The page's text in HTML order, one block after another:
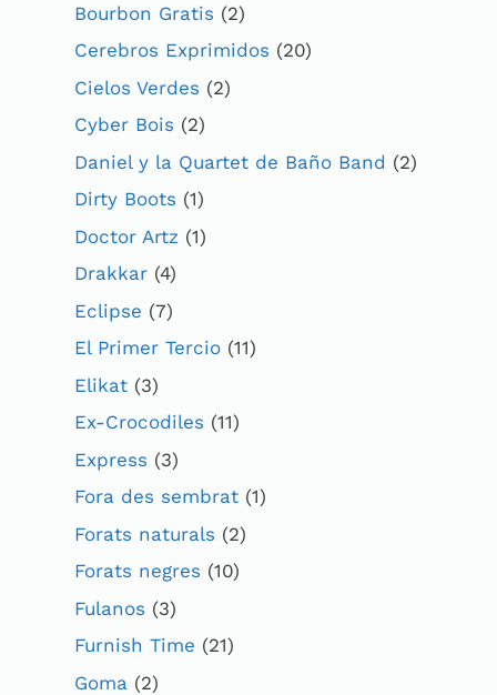
Bourbon Gratis (2)
Cerebros Exprimidos (20)
Cielos Verdes (2)
Cyber Bois (2)
Daniel y la Quartet de Baño Band (2)
Dirty Boots (1)
Doctor Artz (1)
Drakkar (4)
Eclipse (7)
El Primer Tercio (11)
Elikat (3)
Ex-Crocodiles (11)
Express (3)
Fora des sembrat (1)
Forats naturals (2)
Forats negres (10)
Fulanos (3)
Furnish Time (21)
Goma (2)